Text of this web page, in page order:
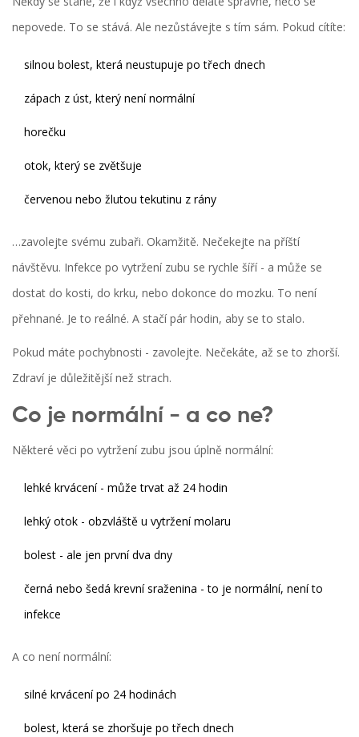
nepovede. To se stává. Ale nezůstávejte s tím sám. Pokud cítíte:
silnou bolest, která neustupuje po třech dnech
zápach z úst, který není normální
horečku
otok, který se zvětšuje
červenou nebo žlutou tekutinu z rány
…zavolejte svému zubaři. Okamžitě. Nečekejte na příští
návštěvu. Infekce po vytržení zubu se rychle šíří - a může se
dostat do kosti, do krku, nebo dokonce do mozku. To není
přehnané. Je to reálné. A stačí pár hodin, aby se to stalo.
Pokud máte pochybnosti - zavolejte. Nečekáte, až se to zhorší.
Zdraví je důležitější než strach.
Co je normální - a co ne?
Některé věci po vytržení zubu jsou úplně normální:
lehké krvácení - může trvat až 24 hodin
lehký otok - obzvláště u vytržení molaru
bolest - ale jen první dva dny
černá nebo šedá krevní sraženina - to je normální, není to
infekce
A co není normální:
silné krvácení po 24 hodinách
bolest, která se zhoršuje po třech dnech